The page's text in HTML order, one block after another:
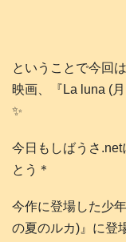
ということで今回
映画、『La luna (
✨️
今日もしばうさ
とう＊
今作に登場した少
の夏のルカ)』に登